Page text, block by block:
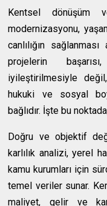
Kentsel dönüşüm
modernizasyonu,
canlılığın
projelerin
iyileştirilmesiyle
hukuki ve sosyal
bağlıdır. İşte bu
Doğru ve objektif
karlılık analizi, yerel
kamu kurumları için
temel veriler sunar.
maliyet, gelir ve